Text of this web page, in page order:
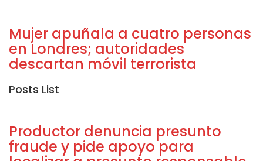
Mujer apuñala a cuatro personas
en Londres; autoridades
descartan móvil terrorista
Posts List
Productor denuncia presunto
fraude y pide apoyo para